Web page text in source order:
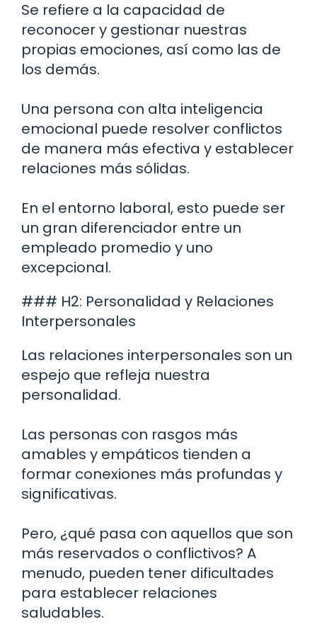
Se refiere a la capacidad de
reconocer y gestionar nuestras
propias emociones, así como las de
los demás.
Una persona con alta inteligencia
emocional puede resolver conflictos
de manera más efectiva y establecer
relaciones más sólidas.
En el entorno laboral, esto puede ser
un gran diferenciador entre un
empleado promedio y uno
excepcional.
### H2: Personalidad y Relaciones
Interpersonales
Las relaciones interpersonales son un
espejo que refleja nuestra
personalidad.
Las personas con rasgos más
amables y empáticos tienden a
formar conexiones más profundas y
significativas.
Pero, ¿qué pasa con aquellos que son
más reservados o conflictivos? A
menudo, pueden tener dificultades
para establecer relaciones
saludables.